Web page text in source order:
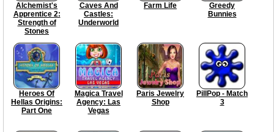
Alchemist's
Apprentice 2:
Strength of
Stones
Caves And
Castles:
Underworld
Farm Life
Greedy
Bunnies
Heroes Of
Hellas Origins:
Part One
Magica Travel
Agency: Las
Vegas
Paris Jewelry
Shop
PillPop - Match
3